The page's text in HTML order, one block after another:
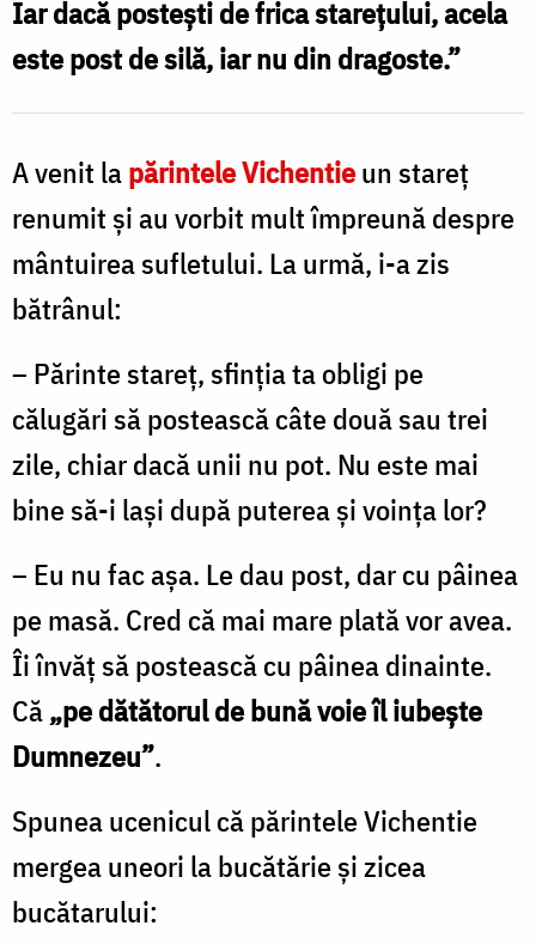
masă
/
Foto:
Nechifor
Iar dacă posteşti de frica stareţului, acela
este post de silă, iar nu din dragoste.”
A venit lapărintele Vichentieun stareţ
renumit şi au vorbit mult împreună despre
mântuirea sufletului. La urmă, i-a zis
bătrânul:
– Părinte stareţ, sfinţia ta obligi pe
călugări să postească câte două sau trei
zile, chiar dacă unii nu pot. Nu este mai
bine să-i laşi după puterea şi voinţa lor?
– Eu nu fac aşa. Le dau post, dar cu pâinea
pe masă. Cred că mai mare plată vor avea.
Îi învăţ să postească cu pâinea dinainte.
Că„pe dătătorul de bună voie îl iubeşte
Dumnezeu”.
Spunea ucenicul că părintele Vichentie
mergea uneori la bucătărie şi zicea
bucătarului: